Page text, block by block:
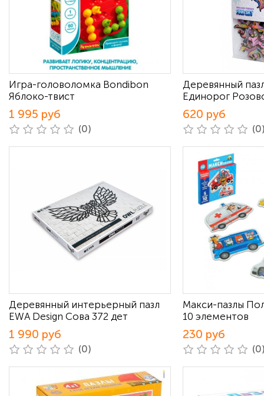
Игра-головоломка Bondibon
Яблоко-твист
1 995 руб
(0)
Деревянный
Единорог
620 руб
Деревянный интерьерный пазл
EWA Design Сова 372 дет
1 990 руб
(0)
Макси-пазлы
10 элементов
230 руб